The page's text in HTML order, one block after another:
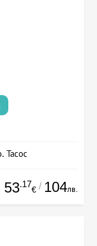
Тасос
53.17
€ / 104лв.